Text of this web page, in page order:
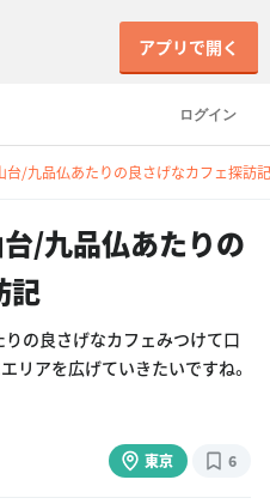
ログイン
アプリで開く
台/九品仏あたりの良さげなカフェ探訪記
/九品仏あたりの
記
の良さげなカフェみつけて口
リアを広げていきたいですね。
東京 6